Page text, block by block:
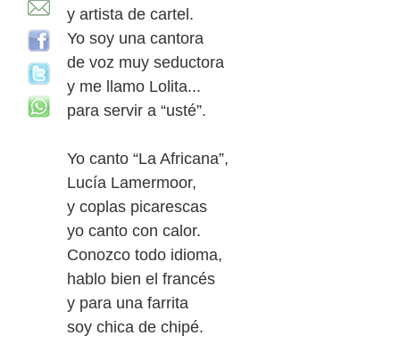
y artista de cartel.
Yo soy una cantora
de voz muy seductora
y me llamo Lolita...
para servir a “usté”.
Yo canto “La Africana”,
Lucía Lamermoor,
y coplas picarescas
yo canto con calor.
Conozco todo idioma,
hablo bien el francés
y para una farrita
soy chica de chipé.